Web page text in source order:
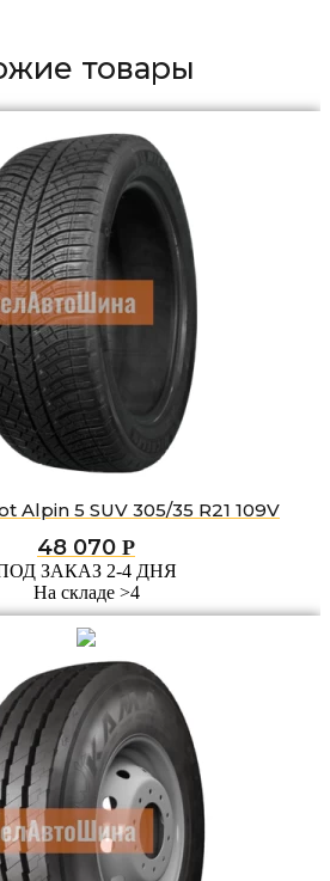
товары
Alpin 5 SUV 305/35 R21 109V
48 070 Р
ЗАКАЗ 2-4 ДНЯ
На складе >4